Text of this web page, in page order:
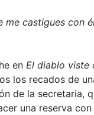
me castigues con
en El diablo viste
los recados de
de la secretaria,
una reserva con